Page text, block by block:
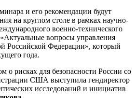
и его рекомендации будут
на круглом столе в рамках научно-
военно-технического
вопросы управления
Российской Федерации», который
года.
о рисках для безопасности России со
США выступила гендиректор
исследований и инициатив